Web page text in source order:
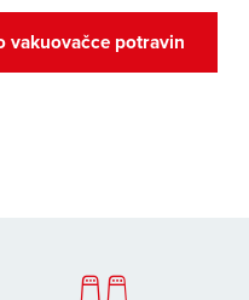
vakuovačce potravin